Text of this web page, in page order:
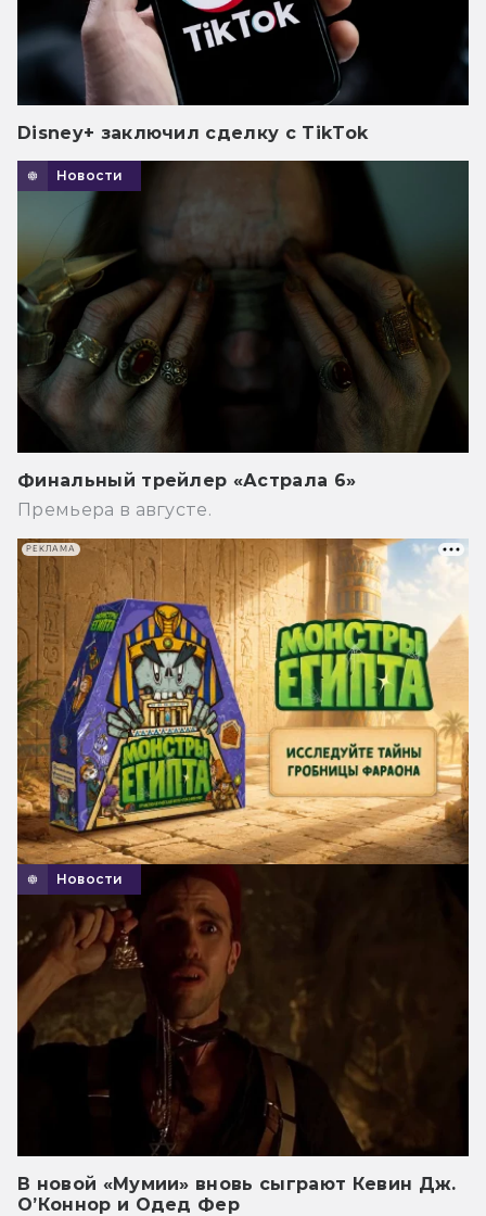
Disney+ заключил сделку с TikTok
Новости
Финальный трейлер «Астрала 6»
Премьера в августе.
Новости
В новой «Мумии» вновь сыграют Кевин Дж.
О’Коннор и Одед Фер
РЕКЛАМА